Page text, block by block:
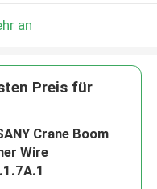
an
Preis für
Crane Boom
Wire